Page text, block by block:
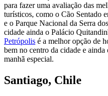
para fazer uma avaliação das
turísticos, como o Cão Sentado
e o Parque Nacional da Serra
cidade ainda o Palácio
Petrópolis é a melhor opção de
bem no centro da cidade e
manhã especial.
Santiago, Chile